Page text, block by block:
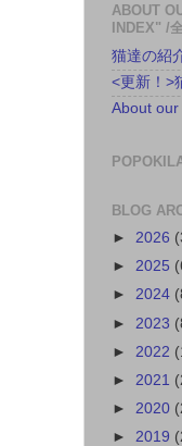
ABOUT
INDEX" /
猫達の紹
<更新！>
About our
BLOG
► 2026
► 2025
► 2024
► 2023
► 2022
► 2021
► 2020
► 2019